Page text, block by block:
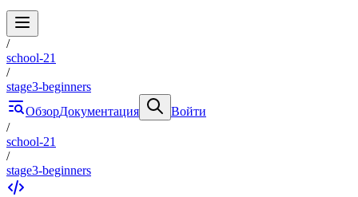
/
school-21
/
stage3-beginners
ОбзорДокументация
Войти
/
school-21
/
stage3-beginners